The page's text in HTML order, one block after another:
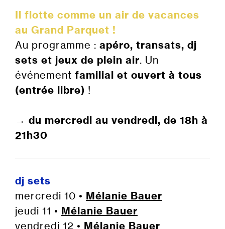
Il flotte comme un air de vacances
au Grand Parquet !
Au programme : apéro, transats, dj
sets et jeux de plein air. Un
événement familial et ouvert à tous
(entrée libre) !
→ du mercredi au vendredi, de 18h à
21h30
dj sets
mercredi 10 • Mélanie Bauer
jeudi 11 • Mélanie Bauer
vendredi 12 • Mélanie Bauer